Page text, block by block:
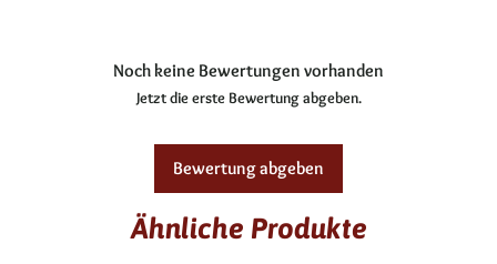
Noch keine Bewertungen vorhanden
Jetzt die erste Bewertung abgeben.
Bewertung abgeben
Ähnliche Produkte